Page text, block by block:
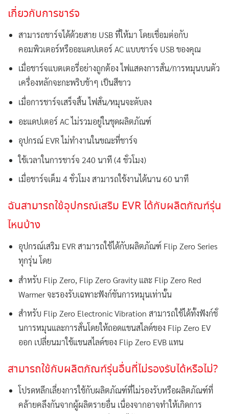
เกี่ยวกับการชาร์จ
สามารถชาร์จได้ด้วยสาย USB ที่ให้มา โดยเชื่อมต่อกับ
คอมพิวเตอร์หรืออะแดปเตอร์ AC แบบชาร์จ USB ของคุณ
เมื่อชาร์จแบตเตอรี่อย่างถูกต้อง ไฟแสดงการสั่น/การหมุนบนตัว
เครื่องหลักจะกะพริบช้าๆ เป็นสีขาว
เมื่อการชาร์จเสร็จสิ้น ไฟสั่น/หมุนจะดับลง
อะแดปเตอร์ AC ไม่รวมอยู่ในชุดผลิตภัณฑ์
อุปกรณ์ EVR ไม่ทำงานในขณะที่ชาร์จ
ใช้เวลาในการชาร์จ 240 นาที (4 ชั่วโมง)
เมื่อชาร์จเต็ม 4 ชั่วโมง สามารถใช้งานได้นาน 60 นาที
ฉันสามารถใช้อุปกรณ์เสริม EVR ได้กับผลิตภัณฑ์รุ่น
ไหนบ้าง
อุปกรณ์เสริม EVR สามารถใช้ได้กับผลิตภัณฑ์ Flip Zero Series
ทุกรุ่น โดย
สำหรับ Flip Zero, Flip Zero Gravity และ Flip Zero Red
Warmer จะรองรับเฉพาะฟังก์ชันการหมุนเท่านั้น
สำหรับ Flip Zero Electronic Vibration สามารถใช้ได้ทั้งฟังก์ชั่
นการหมุนและการสั่นโดยให้ถอดแขนสไลด์ของ Flip Zero EV
ออก เปลี่ยนมาใช้แขนสไลด์ของ Flip Zero EVB แทน
สามารถใช้กับผลิตภัณฑ์รุ่นอื่นที่ไม่รองรับได้หรือไม่?
โปรดหลีกเลี่ยงการใช้กับผลิตภัณฑ์ที่ไม่รองรับหรือผลิตภัณฑ์ที่
คล้ายคลึงกันจากผู้ผลิตรายอื่น เนื่องจากอาจทำให้เกิดการ